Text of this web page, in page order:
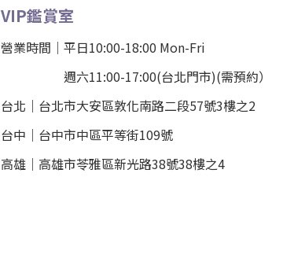
VIP鑑賞室
營業時間｜平日10:00-18:00 Mon-Fri
週六11:00-17:00(台北門市)(需預約）
台北 ｜ 台北市大安區敦化南路二段57號3樓之2
台中｜ 台中市中區平等街109號
高雄｜ 高雄市苓雅區新光路38號38樓之4